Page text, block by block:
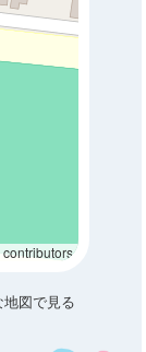
contributors
地図で見る